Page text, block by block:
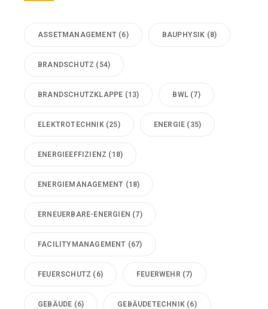
ASSETMANAGEMENT (6) BAUPHYSIK (8)
BRANDSCHUTZ (54)
BRANDSCHUTZKLAPPE (13) BWL (7)
ELEKTROTECHNIK(25) ENERGIE (35)
ENERGIEEFFIZIENZ (18)
ENERGIEMANAGEMENT (18)
ERNEUERBARE-ENERGIEN (7)
FACILITYMANAGEMENT (67)
FEUERSCHUTZ (6) FEUERWEHR (7)
GEBÄUDE (6) GEBÄUDETECHNIK (6)